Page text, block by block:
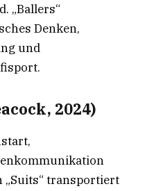
„Ballers“
Denken,
und
2024)
„Suits“ transportiert